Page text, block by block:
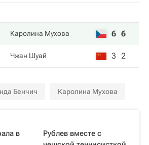
Каролина Мухова 6 6
Чжан Шуай 3 2
Бенчич Каролина Мухова
в
Рублев вместе с